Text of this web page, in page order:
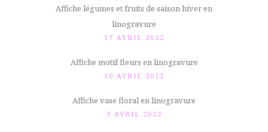
Affiche légumes et fruits de saison hiver en
linogravure
17 AVRIL 2022
Affiche motif fleurs en linogravure
10 AVRIL 2022
Affiche vase floral en linogravure
3 AVRIL 2022